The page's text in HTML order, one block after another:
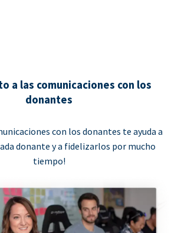
a las comunicaciones con los
donantes
con los donantes te ayuda a
donante y a fidelizarlos por mucho
tiempo!